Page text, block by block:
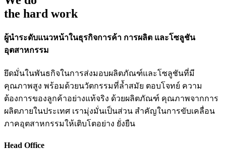
the hard work
ผู้นำระดับแนวหน้าในธุรกิจการค้า การผลิต และโซลูชัน
อุตสาหกรรม
ยึดมั่นในพันธกิจในการส่งมอบผลิตภัณฑ์และโซลูชันที่มี
คุณภาพสูง พร้อมด้วยนวัตกรรมที่ล้ำสมัย ตอบโจทย์ ความ
ต้องการของลูกค้าอย่างแท้จริง ด้วยผลิตภัณฑ์ คุณภาพจากการ
ผลิตภายในประเทศ เรามุ่งมั่นเป็นส่วน สำคัญในการขับเคลื่อน
ภาคอุตสาหกรรมให้เติบโตอย่าง ยั่งยืน
Head Office